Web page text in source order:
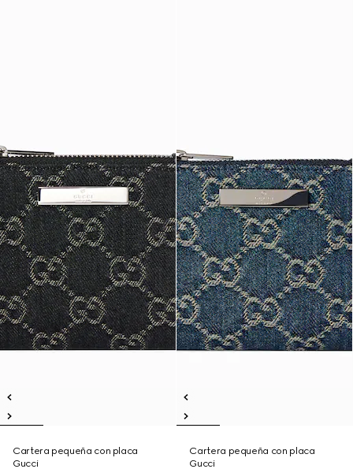
Cartera pequeña con placa
Gucci
Cartera pequeña con placa
Gucci